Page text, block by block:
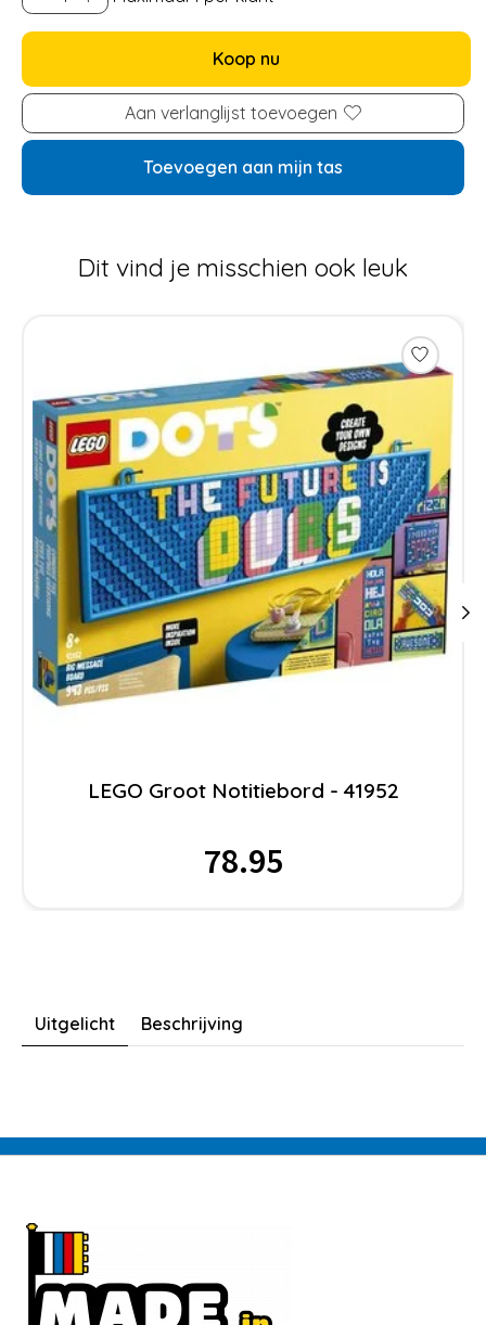
Koop nu
Aan verlanglijst toevoegen
Toevoegen aan mijn tas
Dit vind je misschien ook leuk
LEGO Groot Notitiebord - 41952
78.95
Uitgelicht Beschrijving